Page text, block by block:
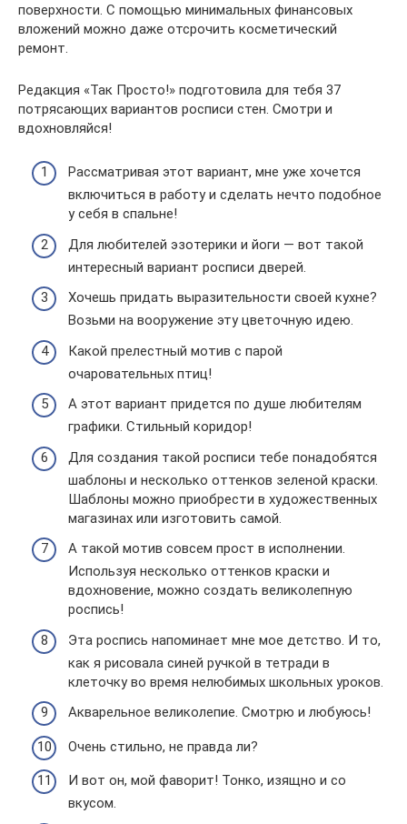
поверхности. С помощью минимальных финансовых
вложений можно даже отсрочить косметический
ремонт.
Редакция «Так Просто!» подготовила для тебя 37
потрясающих вариантов росписи стен. Смотри и
вдохновляйся!
Рассматривая этот вариант, мне уже хочется
включиться в работу и сделать нечто подобное
у себя в спальне!
Для любителей эзотерики и йоги — вот такой
интересный вариант росписи дверей.
Хочешь придать выразительности своей кухне?
Возьми на вооружение эту цветочную идею.
Какой прелестный мотив с парой
очаровательных птиц!
А этот вариант придется по душе любителям
графики. Стильный коридор!
Для создания такой росписи тебе понадобятся
шаблоны и несколько оттенков зеленой краски.
Шаблоны можно приобрести в художественных
магазинах или изготовить самой.
А такой мотив совсем прост в исполнении.
Используя несколько оттенков краски и
вдохновение, можно создать великолепную
роспись!
Эта роспись напоминает мне мое детство. И то,
как я рисовала синей ручкой в тетради в
клеточку во время нелюбимых школьных уроков.
Акварельное великолепие. Смотрю и любуюсь!
Очень стильно, не правда ли?
И вот он, мой фаворит! Тонко, изящно и со
вкусом.